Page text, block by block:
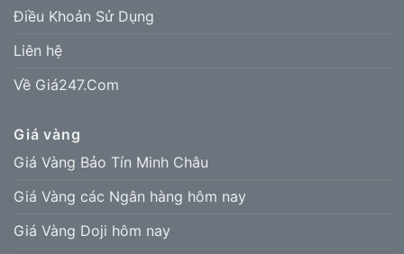
Điều Khoản Sử Dụng
Liên hệ
Về Giá247.Com
Giá vàng
Giá Vàng Bảo Tín Minh Châu
Giá Vàng các Ngân hàng hôm nay
Giá Vàng Doji hôm nay